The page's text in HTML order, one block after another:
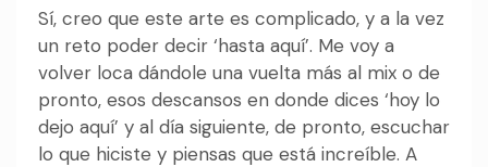
Sí, creo que este arte es complicado, y a la vez
un reto poder decir ‘hasta aquí’. Me voy a
volver loca dándole una vuelta más al mix o de
pronto, esos descansos en donde dices ‘hoy lo
dejo aquí’ y al día siguiente, de pronto, escuchar
lo que hiciste y piensas que está increíble. A